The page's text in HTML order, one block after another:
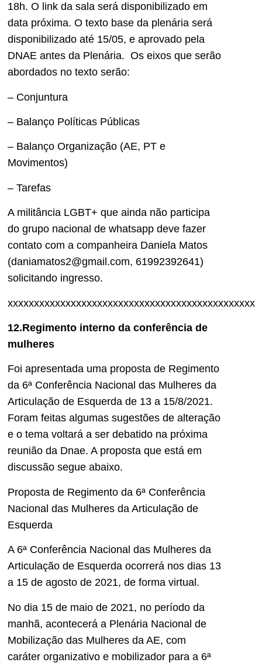
18h. O link da sala será disponibilizado em
data próxima. O texto base da plenária será
disponibilizado até 15/05, e aprovado pela
DNAE antes da Plenária. Os eixos que serão
abordados no texto serão:
– Conjuntura
– Balanço Políticas Públicas
– Balanço Organização (AE, PT e
Movimentos)
– Tarefas
A militância LGBT+ que ainda não participa
do grupo nacional de whatsapp deve fazer
contato com a companheira Daniela Matos
(daniamatos2@gmail.com, 61992392641)
solicitando ingresso.
xxxxxxxxxxxxxxxxxxxxxxxxxxxxxxxxxxxxxxxxxxxxxxx
12.Regimento interno da conferência de
mulheres
Foi apresentada uma proposta de Regimento
da 6ª Conferência Nacional das Mulheres da
Articulação de Esquerda de 13 a 15/8/2021.
Foram feitas algumas sugestões de alteração
e o tema voltará a ser debatido na próxima
reunião da Dnae. A proposta que está em
discussão segue abaixo.
Proposta de Regimento da 6ª Conferência
Nacional das Mulheres da Articulação de
Esquerda
A 6ª Conferência Nacional das Mulheres da
Articulação de Esquerda ocorrerá nos dias 13
a 15 de agosto de 2021, de forma virtual.
No dia 15 de maio de 2021, no período da
manhã, acontecerá a Plenária Nacional de
Mobilização das Mulheres da AE, com
caráter organizativo e mobilizador para a 6ª